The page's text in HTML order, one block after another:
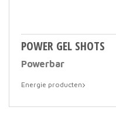
POWER GEL SHOTS
Powerbar
Energie producten